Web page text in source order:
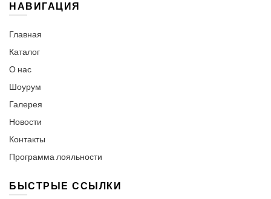
НАВИГАЦИЯ
Главная
Каталог
О нас
Шоурум
Галерея
Новости
Контакты
Программа лояльности
БЫСТРЫЕ ССЫЛКИ